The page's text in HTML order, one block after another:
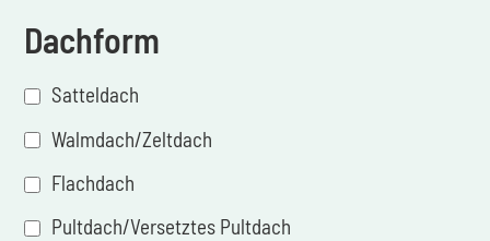
Dachform
Satteldach
Walmdach/Zeltdach
Flachdach
Pultdach/Versetztes Pultdach